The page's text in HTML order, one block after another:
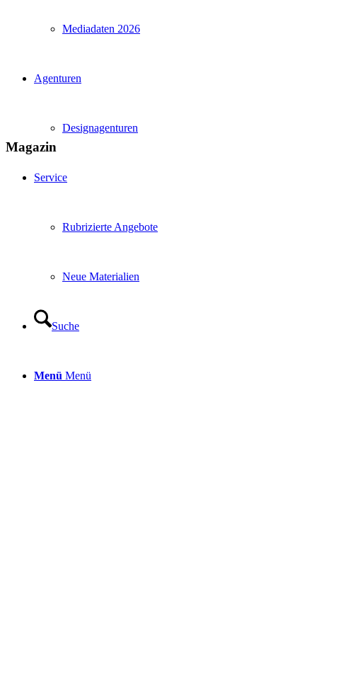
Mediadaten 2026
Agenturen
Designagenturen
Service
Rubrizierte Angebote
Neue Materialien
Suche
Menü Menü
Magazin